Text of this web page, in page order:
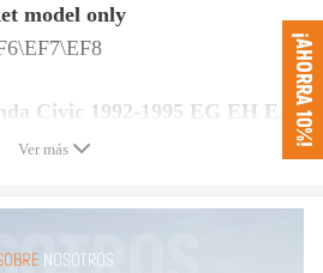
model only
Civic 1992-1995 EG EH EJ
model only
Ver más
¡AHORRA 10%!